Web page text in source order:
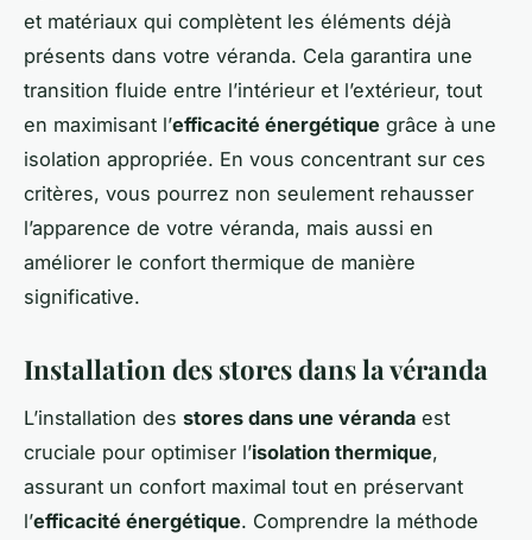
et matériaux qui complètent les éléments déjà
présents dans votre véranda. Cela garantira une
transition fluide entre l’intérieur et l’extérieur, tout
en maximisant l’efficacité énergétique grâce à une
isolation appropriée. En vous concentrant sur ces
critères, vous pourrez non seulement rehausser
l’apparence de votre véranda, mais aussi en
améliorer le confort thermique de manière
significative.
Installation des stores dans la véranda
L’installation des stores dans une véranda est
cruciale pour optimiser l’isolation thermique,
assurant un confort maximal tout en préservant
l’efficacité énergétique. Comprendre la méthode